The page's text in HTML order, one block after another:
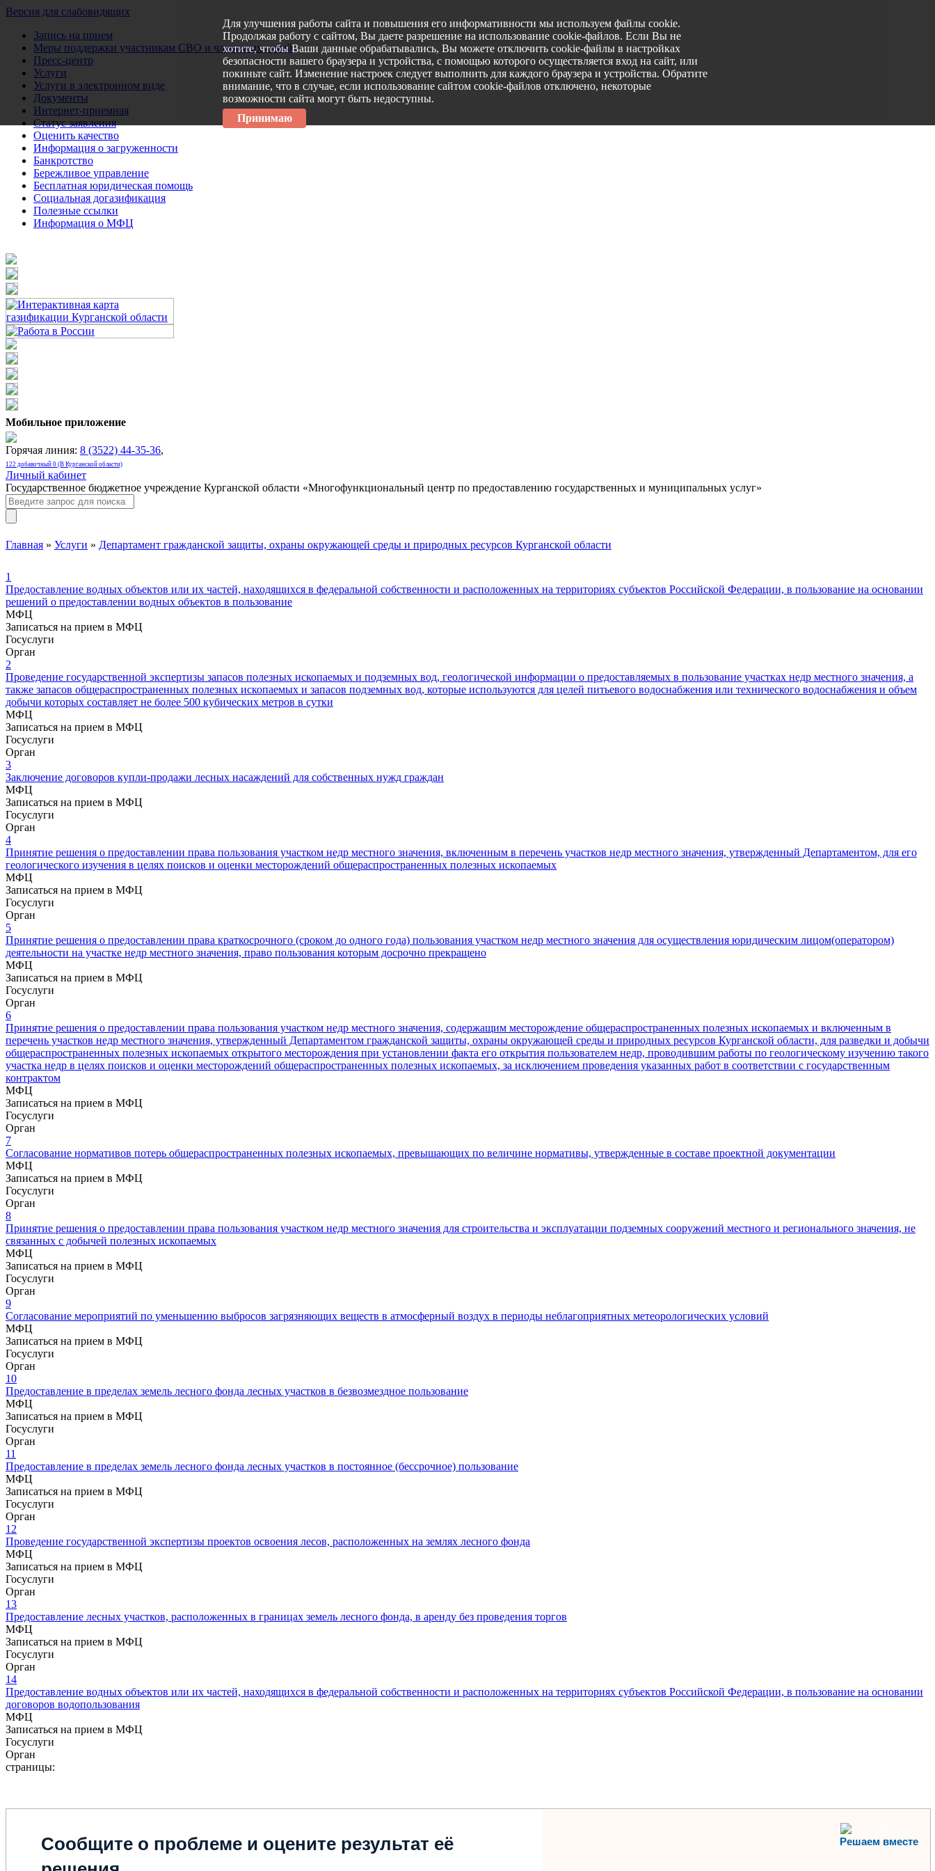
Версия для слабовидящих
Запись на прием
Меры поддержки участникам СВО и членам их семей
Пресс-центр
Услуги
Услуги в электронном виде
Документы
Интернет-приемная
Статус заявления
Оценить качество
Информация о загруженности
Банкротство
Бережливое управление
Бесплатная юридическая помощь
Социальная догазификация
Полезные ссылки
Информация о МФЦ
Мобильное приложение
Горячая линия: 8 (3522) 44-35-36,
122 добавочный 0 (В Курганской области)
Личный кабинет
Государственное бюджетное учреждение Курганской области «Многофункциональный центр по предоставлению государственных и муниципальных услуг»
Главная » Услуги » Департамент гражданской защиты, охраны окружающей среды и природных ресурсов Курганской области
1
Предоставление водных объектов или их частей, находящихся в федеральной собственности и расположенных на территориях субъектов Российской Федерации, в пользование на основании
решений о предоставлении водных объектов в пользование
МФЦ
Записаться на прием в МФЦ
Госуслуги
Орган
2
Проведение государственной экспертизы запасов полезных ископаемых и подземных вод, геологической информации о предоставляемых в пользование участках недр местного значения, а
также запасов общераспространенных полезных ископаемых и запасов подземных вод, которые используются для целей питьевого водоснабжения или технического водоснабжения и объем
добычи которых составляет не более 500 кубических метров в сутки
МФЦ
Записаться на прием в МФЦ
Госуслуги
Орган
3
Заключение договоров купли-продажи лесных насаждений для собственных нужд граждан
МФЦ
Записаться на прием в МФЦ
Госуслуги
Орган
4
Принятие решения о предоставлении права пользования участком недр местного значения, включенным в перечень участков недр местного значения, утвержденный Департаментом, для его
геологического изучения в целях поисков и оценки месторождений общераспространенных полезных ископаемых
МФЦ
Записаться на прием в МФЦ
Госуслуги
Орган
5
Принятие решения о предоставлении права краткосрочного (сроком до одного года) пользования участком недр местного значения для осуществления юридическим лицом(оператором)
деятельности на участке недр местного значения, право пользования которым досрочно прекращено
МФЦ
Записаться на прием в МФЦ
Госуслуги
Орган
6
Принятие решения о предоставлении права пользования участком недр местного значения, содержащим месторождение общераспространенных полезных ископаемых и включенным в
перечень участков недр местного значения, утвержденный Департаментом гражданской защиты, охраны окружающей среды и природных ресурсов Курганской области, для разведки и добычи
общераспространенных полезных ископаемых открытого месторождения при установлении факта его открытия пользователем недр, проводившим работы по геологическому изучению такого
участка недр в целях поисков и оценки месторождений общераспространенных полезных ископаемых, за исключением проведения указанных работ в соответствии с государственным
контрактом
МФЦ
Записаться на прием в МФЦ
Госуслуги
Орган
7
Согласование нормативов потерь общераспространенных полезных ископаемых, превышающих по величине нормативы, утвержденные в составе проектной документации
МФЦ
Записаться на прием в МФЦ
Госуслуги
Орган
8
Принятие решения о предоставлении права пользования участком недр местного значения для строительства и эксплуатации подземных сооружений местного и регионального значения, не
связанных с добычей полезных ископаемых
МФЦ
Записаться на прием в МФЦ
Госуслуги
Орган
9
Согласование мероприятий по уменьшению выбросов загрязняющих веществ в атмосферный воздух в периоды неблагоприятных метеорологических условий
МФЦ
Записаться на прием в МФЦ
Госуслуги
Орган
10
Предоставление в пределах земель лесного фонда лесных участков в безвозмездное пользование
МФЦ
Записаться на прием в МФЦ
Госуслуги
Орган
11
Предоставление в пределах земель лесного фонда лесных участков в постоянное (бессрочное) пользование
МФЦ
Записаться на прием в МФЦ
Госуслуги
Орган
12
Проведение государственной экспертизы проектов освоения лесов, расположенных на землях лесного фонда
МФЦ
Записаться на прием в МФЦ
Госуслуги
Орган
13
Предоставление лесных участков, расположенных в границах земель лесного фонда, в аренду без проведения торгов
МФЦ
Записаться на прием в МФЦ
Госуслуги
Орган
14
Предоставление водных объектов или их частей, находящихся в федеральной собственности и расположенных на территориях субъектов Российской Федерации, в пользование на основании
договоров водопользования
МФЦ
Записаться на прием в МФЦ
Госуслуги
Орган
страницы:
Решаем вместе
Сообщите о проблеме и оцените результат её
Для улучшения работы сайта и повышения его информативности мы используем файлы cookie.
Продолжая работу с сайтом, Вы даете разрешение на использование cookie-файлов. Если Вы не
хотите, чтобы Ваши данные обрабатывались, Вы можете отключить cookie-файлы в настройках
безопасности вашего браузера и устройства, с помощью которого осуществляется вход на сайт, или
покиньте сайт. Изменение настроек следует выполнить для каждого браузера и устройства. Обратите
внимание, что в случае, если использование сайтом cookie-файлов отключено, некоторые
возможности сайта могут быть недоступны.
Принимаю